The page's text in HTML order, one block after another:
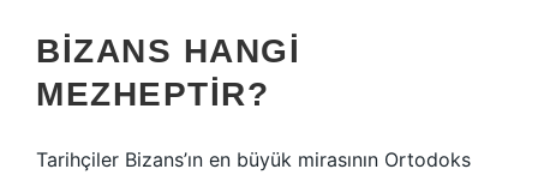
BIZANS HANGI
MEZHEPTIR?
Tarihçiler Bizans’ın en büyük mirasının Ortodoks